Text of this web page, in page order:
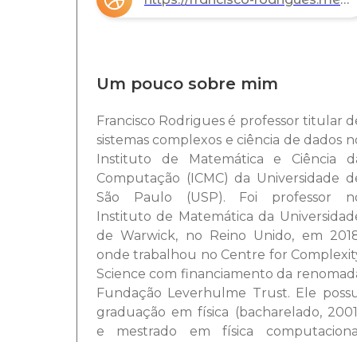
Um pouco sobre mim
Francisco Rodrigues é professor titular
sistemas complexos e ciência de dados
Instituto de Matemática e Ciência
Computação (ICMC) da Universidade
São Paulo (USP). Foi professor
Instituto de Matemática da
de Warwick, no Reino Unido, em
onde trabalhou no Centre for
Science com financiamento da
Fundação Leverhulme Trust. Ele
graduação em física (bacharelado,
e mestrado em física